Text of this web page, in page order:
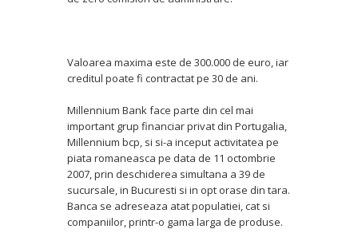
Valoarea maxima este de 300.000 de euro, iar
creditul poate fi contractat pe 30 de ani.
Millennium Bank face parte din cel mai
important grup financiar privat din Portugalia,
Millennium bcp, si si-a inceput activitatea pe
piata romaneasca pe data de 11 octombrie
2007, prin deschiderea simultana a 39 de
sucursale, in Bucuresti si in opt orase din tara.
Banca se adreseaza atat populatiei, cat si
companiilor, printr-o gama larga de produse.